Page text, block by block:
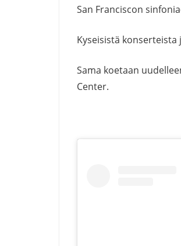
San Franciscon
Kyseisistä
Sama koetaan
Center.